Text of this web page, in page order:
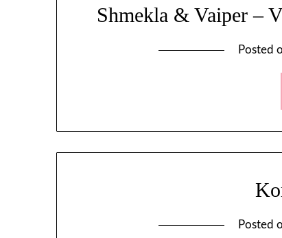
Shmekla & Vaiper –
Posted
Posted